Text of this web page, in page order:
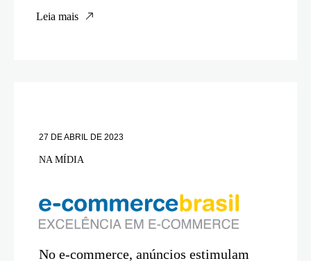
Leia mais
27 DE ABRIL DE 2023
NA MÍDIA
No e-commerce, anúncios estimulam